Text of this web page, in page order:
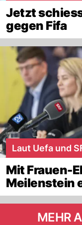
Jetzt
gegen Fifa
Laut Uefa und
Mit Frauen-
Meilenstein
MEHR